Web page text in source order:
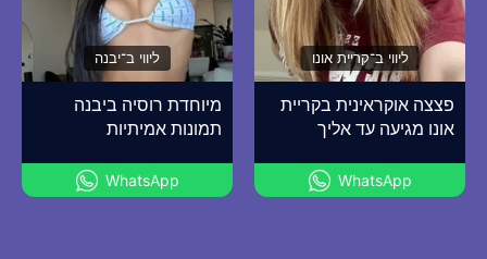
ליווי ב־קריית אונו
פצצה אוקראינית בקריית
אונו מגיעה עד אליך
WhatsApp
ליווי ב־יבנה
מיוחדת רוסיה ביבנה
תמונות אמיתיות
WhatsApp